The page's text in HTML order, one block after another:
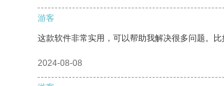
游客
这款软件非常实用，可以帮助我解决很多问题。
2024-08-08